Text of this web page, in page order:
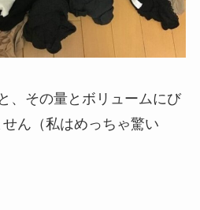
、その量とボリュームにび
ん（私はめっちゃ驚い